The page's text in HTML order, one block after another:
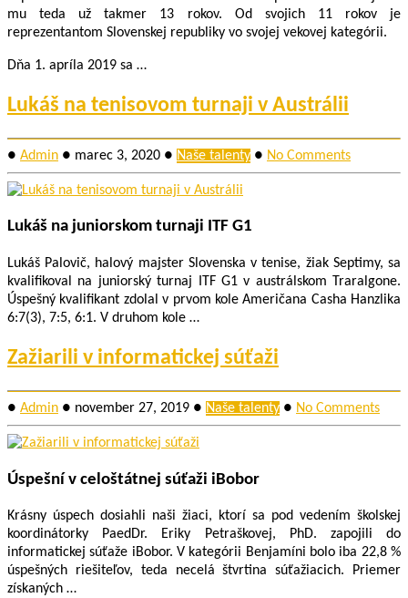
mu teda už takmer 13 rokov. Od svojich 11 rokov je
reprezentantom Slovenskej republiky vo svojej vekovej kategórii.
Dňa 1. apríla 2019 sa …
Lukáš na tenisovom turnaji v Austrálii
● Admin ● marec 3, 2020 ● Naše talenty ● No Comments
Lukáš na juniorskom turnaji ITF G1
Lukáš Palovič, halový majster Slovenska v tenise, žiak Septimy, sa
kvalifikoval na juniorský turnaj ITF G1 v austrálskom Traralgone.
Úspešný kvalifikant zdolal v prvom kole Američana Casha Hanzlika
6:7(3), 7:5, 6:1. V druhom kole …
Zažiarili v informatickej súťaži
● Admin ● november 27, 2019 ● Naše talenty ● No Comments
Úspešní v celoštátnej súťaži iBobor
Krásny úspech dosiahli naši žiaci, ktorí sa pod vedením školskej
koordinátorky PaedDr. Eriky Petraškovej, PhD. zapojili do
informatickej súťaže iBobor. V kategórii Benjamíni bolo iba 22,8 %
úspešných riešiteľov, teda necelá štvrtina súťažiacich. Priemer
získaných …